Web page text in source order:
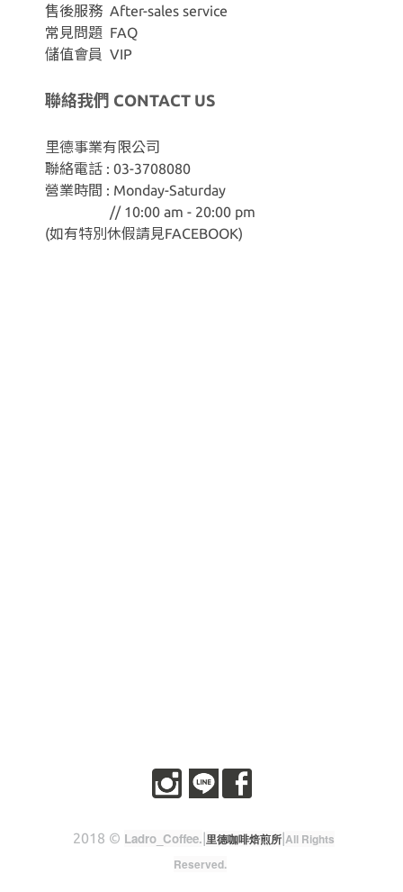
售後服務 After-sales service
常見問題 FAQ
儲值會員 VIP
聯絡我們 CONTACT US
里德事業有限公司
聯絡電話 : 03-3708080
營業時間 : Monday-Saturday
// 10:00 am - 20:00 pm
(如有特別休假請見FACEBOOK)
2018 © Ladro_Coffee.|里德咖啡焙煎所|All Rights
Reserved.